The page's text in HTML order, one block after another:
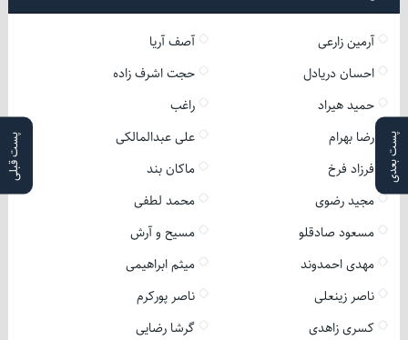
پست بعدی پست قبلی
آرمین زارعی
آصف آریا
احسان دریادل
حجت اشرف زاده
حمید هیراد
راغب
رضا بهرام
علی عبدالمالکی
فرزاد فرخ
ماکان بند
مجید رضوی
محمد لطفی
مسعود صادقلو
مسیح و آرش
مهدی احمدوند
میثم ابراهیمی
ناصر زینعلی
ناصر پورکرم
کسری زاهدی
گرشا رضایی